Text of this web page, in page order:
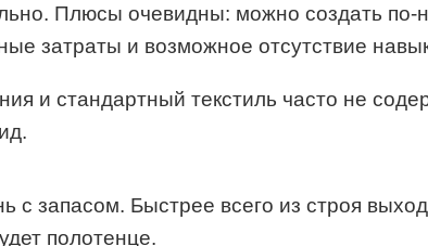
Плюсы очевидны: можно создать
затраты и возможное отсутствие
и стандартный текстиль часто не
с запасом. Быстрее всего из строя
полотенце.